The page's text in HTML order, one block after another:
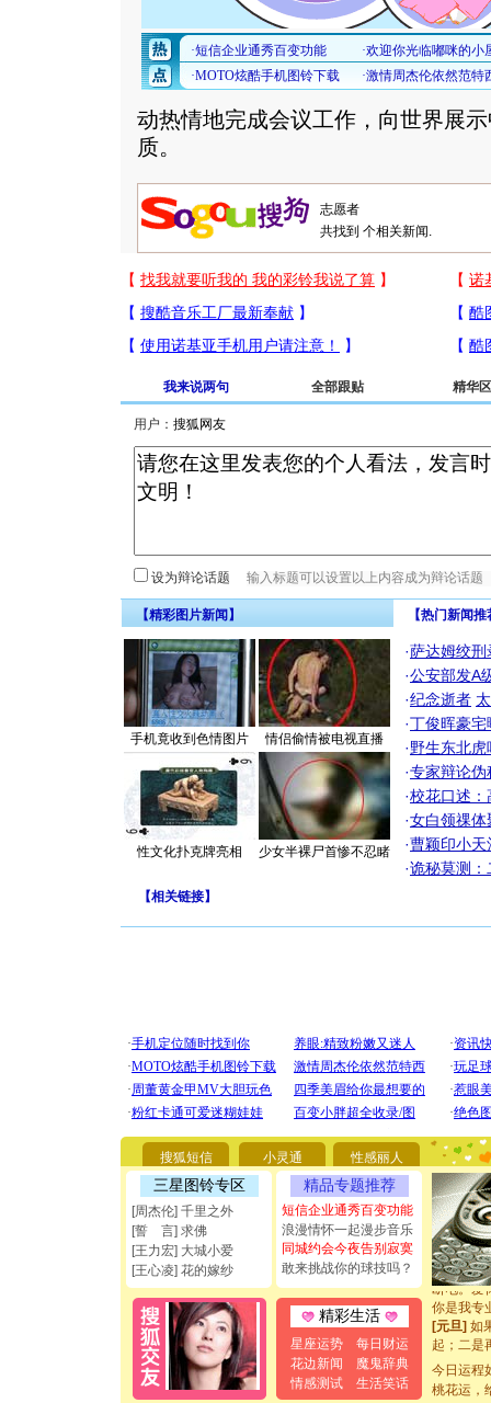
动热情地完成会议工作，向世界展
质。
共找到 个相关新闻.
我来说两句 全部跟贴 精华区
用户：
设为辩论话题
【精彩图片新闻】
手机竟收到色情图片 情侣偷情被电视直播
性文化扑克牌亮相 少女半裸尸首惨不忍睹
【热门新闻
·萨达姆绞刑
·公安部发A
·纪念逝者
·丁俊晖豪
·野生东北
·专家辩论伪
·校花口述：
·女白领祼体
·曹颖印小天
·诡秘莫测：
【相关链接】
搜狐短信 小灵通 性感丽人
三星图铃专区
[周杰伦] 千里之外
[誓 言] 求佛
[王力宏] 大城小爱
[王心凌] 花的嫁纱
精品专题推荐
短信企业通秀百变功能
浪漫情怀一起漫步音乐
同城约会今夜告别寂寞
敢来挑战你的球技吗？
精彩生活
星座运势
每日财运
花边新闻
魔鬼辞典
情感测试
生活笑话
[圣诞节]
要平安
[圣诞节]
能正大光
都要快乐
[圣诞节]
如意,快
[元旦]看
断电。爱
你是我专
[元旦]如
起；二是
离。水晶
[元旦]当
泣，这痛
今日运程
桃花运，